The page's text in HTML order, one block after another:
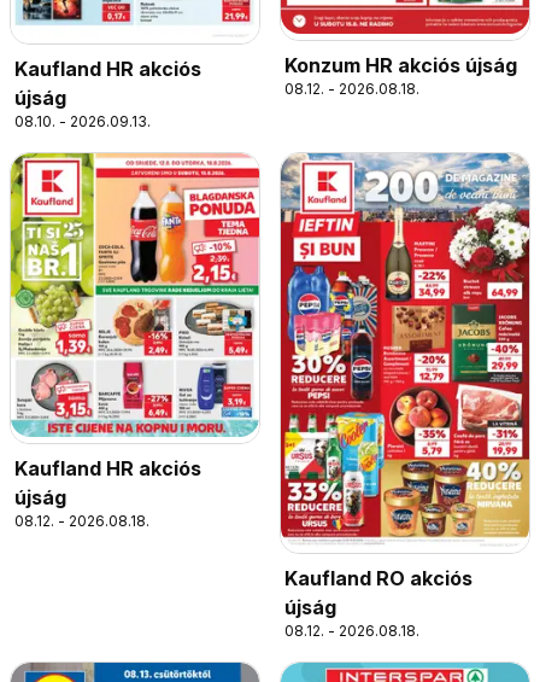
Kaufland HR akciós
újság
08.10. - 2026.09.13.
Konzum HR akciós újság
08.12. - 2026.08.18.
Kaufland HR akciós
újság
08.12. - 2026.08.18.
Kaufland RO akciós
újság
08.12. - 2026.08.18.